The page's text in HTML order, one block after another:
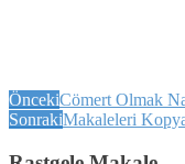
ÖncekiCömert Olmak
SonrakiMakaleleri